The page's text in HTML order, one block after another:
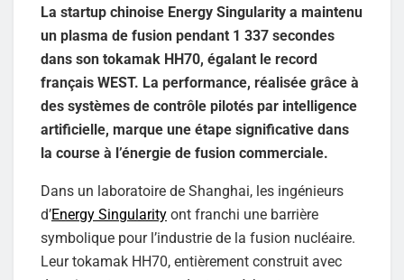
La startup chinoise Energy Singularity a maintenu
un plasma de fusion pendant 1 337 secondes
dans son tokamak HH70, égalant le record
français WEST. La performance, réalisée grâce à
des systèmes de contrôle pilotés par intelligence
artificielle, marque une étape significative dans
la course à l’énergie de fusion commerciale.
Dans un laboratoire de Shanghai, les ingénieurs
d’Energy Singularity ont franchi une barrière
symbolique pour l’industrie de la fusion nucléaire.
Leur tokamak HH70, entièrement construit avec